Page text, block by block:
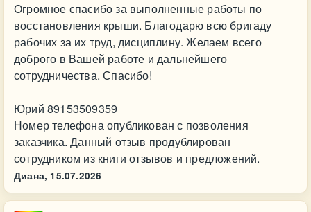
Огромное спасибо за выполненные работы по
восстановления крыши. Благодарю всю бригаду
рабочих за их труд, дисциплину. Желаем всего
доброго в Вашей работе и дальнейшего
сотрудничества. Спасибо!
Юрий 89153509359
Номер телефона опубликован с позволения
заказчика. Данный отзыв продублирован
сотрудником из книги отзывов и предложений.
Диана, 15.07.2026